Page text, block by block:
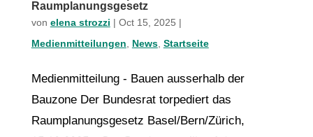
Raumplanungsgesetz
von elena strozzi | Oct 15, 2025 |
Medienmitteilungen
News, Startseite
Medienmitteilung - Bauen ausserhalb der
Bauzone Der Bundesrat torpediert das
Raumplanungsgesetz Basel/Bern/Zürich,